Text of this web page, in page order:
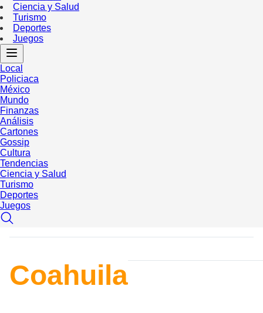
Ciencia y Salud
Turismo
Deportes
Juegos
Local
Policiaca
México
Mundo
Finanzas
Análisis
Cartones
Gossip
Cultura
Tendencias
Ciencia y Salud
Turismo
Deportes
Juegos
Coahuila